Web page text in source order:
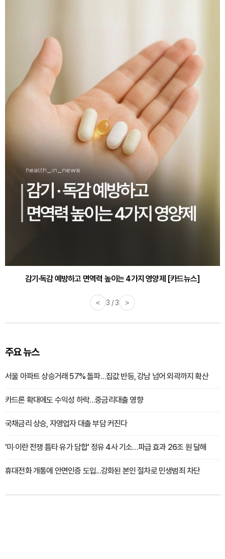
감기·독감 예방하고 면역력 높이는 4가지 영양제 [카드뉴스]
< 3 / 3 >
주요 뉴스
서울 아파트 상승거래 57% 돌파…집값 반등, 강남 넘어 외곽까지 확산
카드론 확대에도 수익성 하락…중금리대출 영향
국채금리 상승, 자영업자 대출 부담 커진다
'미·이란 전쟁 틈타 유가 담합' 정유 4사 기소…파급 효과 26조 원 달해
휴대전화 개통에 안면인증 도입...강화된 본인 절차로 민생범죄 차단